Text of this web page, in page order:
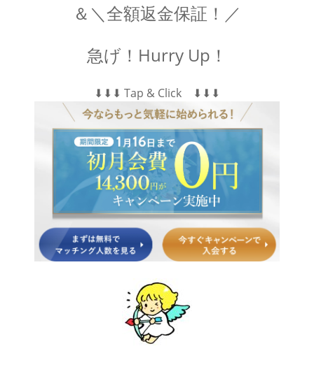
＆＼全額返金保証！／
急げ！Hurry Up！
⬇︎⬇︎⬇︎ Tap & Click ⬇︎⬇︎⬇︎